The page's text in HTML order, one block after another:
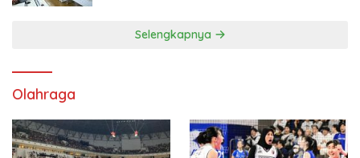
Selengkapnya
Olahraga